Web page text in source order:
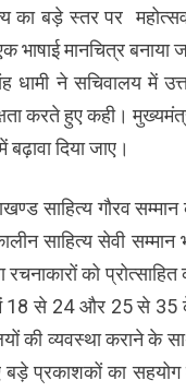
का बड़े स्तर पर
भाषाई मानचित्र बनाया
धामी ने सचिवालय में
करते हुए कही।
दिया जाए।
साहित्य गौरव
साहित्य सेवी
रचनाकारों को
18 से 24 और 25 से 35 के
की व्यवस्था कराने के
बड़े प्रकाशकों का